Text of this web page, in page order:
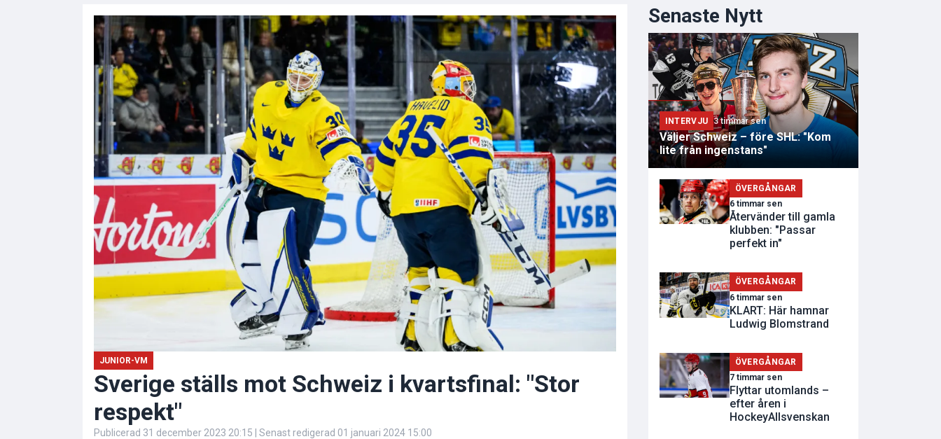
JUNIOR-VM
Sverige ställs mot Schweiz i kvartsfinal: "Stor
respekt"
Publicerad 31 december 2023 20:15 | Senast redigerad 01 januari 2024 15:00
Senaste Nytt
INTERVJU 3 timmar sen
Väljer Schweiz – före SHL: "Kom
lite från ingenstans"
ÖVERGÅNGAR
6 timmar sen
Återvänder till gamla
klubben: "Passar
perfekt in"
ÖVERGÅNGAR
6 timmar sen
KLART: Här hamnar
Ludwig Blomstrand
ÖVERGÅNGAR
7 timmar sen
Flyttar utomlands –
efter åren i
HockeyAllsvenskan